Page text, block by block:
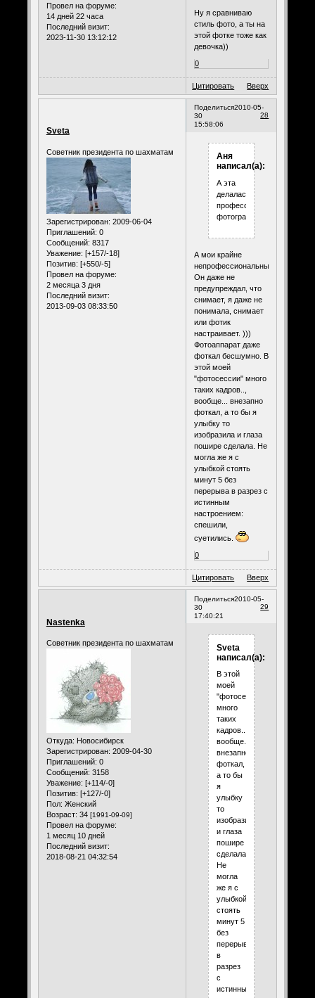
Провел на форуме:
14 дней 22 часа
Последний визит:
2023-11-30 13:12:12
Ну я сравниваю
стиль фото, а ты на
этой фотке тоже как
девочка))
0
Цитировать Вверх
Поделиться
28
2010-05-
30
15:58:06
Sveta
Советник президента по шахматам
Зарегистрирован: 2009-06-04
Приглашений: 0
Сообщений: 8317
Уважение: [+157/-18]
Позитив: [+550/-5]
Провел на форуме:
2 месяца 3 дня
Последний визит:
2013-09-03 08:33:50
Аня
написал(а):
А эта
делалась
профессиональным
фотографом;-)
А мои крайне
непрофессиональным.)))
Он даже не
предупреждал, что
снимает, я даже не
понимала, снимает
или фотик
настраивает. )))
Фотоаппарат даже
фоткал бесшумно. В
этой моей
"фотосессии" много
таких кадров..,
вообще... внезапно
фоткал, а то бы я
улыбку то
изобразила и глаза
пошире сделала. Не
могла же я с
улыбкой стоять
минут 5 без
перерыва в разрез с
истинным
настроением:
спешили,
суетились.
0
Цитировать Вверх
Поделиться
29
2010-05-
30
17:40:21
Nastenka
Советник президента по шахматам
Откуда: Новосибирск
Зарегистрирован: 2009-04-30
Приглашений: 0
Сообщений: 3158
Уважение: [+114/-0]
Позитив: [+127/-0]
Пол: Женский
Возраст: 34 [1991-09-09]
Провел на форуме:
1 месяц 10 дней
Последний визит:
2018-08-21 04:32:54
Sveta
написал(а):
В этой
моей
"фотосессии"
много
таких
кадров..,
вообще...
внезапно
фоткал,
а то бы
я
улыбку
то
изобразила
и глаза
пошире
сделала.
Не
могла
же я с
улыбкой
стоять
минут 5
без
перерыва
в
разрез
с
истинным